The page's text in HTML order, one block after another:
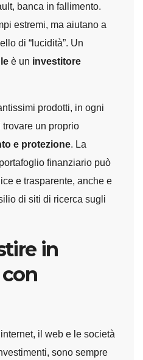
banca in fallimento.
estremi, ma aiutano a
di “lucidità”. Un
è un investitore
prodotti, in ogni
un proprio
e protezione. La
finanziario può
e trasparente, anche e
di siti di ricerca sugli
in
il web e le società
sono sempre